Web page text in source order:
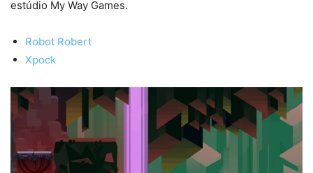
estúdio My Way Games.
Robot Robert
Xpock